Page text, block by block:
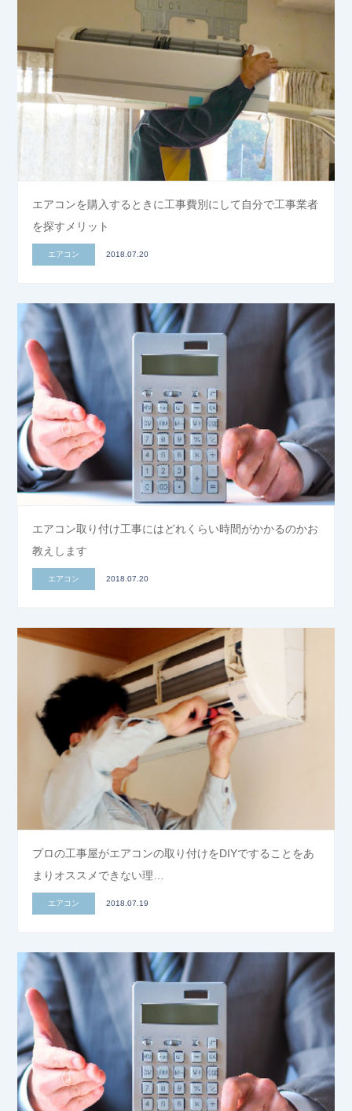
エアコンを購入するときに工事費別にして自分で工事業者
を探すメリット
エアコン 2018.07.20
エアコン取り付け工事にはどれくらい時間がかかるのかお
教えします
エアコン 2018.07.20
プロの工事屋がエアコンの取り付けをDIYですることをあ
まりオススメできない理…
エアコン 2018.07.19